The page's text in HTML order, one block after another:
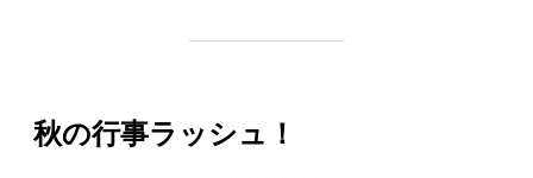
秋の行事ラッシュ！